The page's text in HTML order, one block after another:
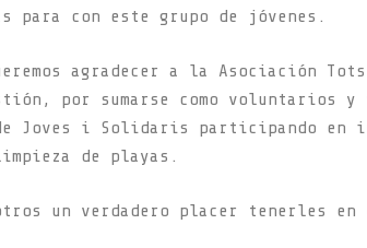
para con este grupo de jóvenes.
agradecer a la Asociación
por sumarse como voluntarios
Joves i Solidaris participando en
de playas.
un verdadero placer tenerles en